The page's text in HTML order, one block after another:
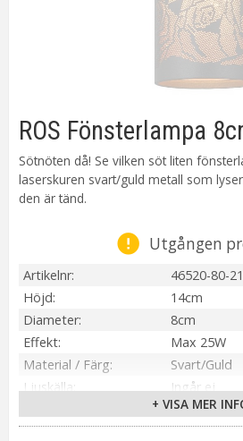
ROS Fönsterlampa
Sötnöten då! Se vilken söt liten
laserskuren svart/guld metall som
den är tänd.
Utgången
Artikelnr
46520-80-21
Höjd
14cm
Diameter
8cm
Effekt
Max 25W
Material / Färg
Svart/Guld
Ljuskälla
Ingår ej
E14
Kabellängd
110 cm
+ VISA MER